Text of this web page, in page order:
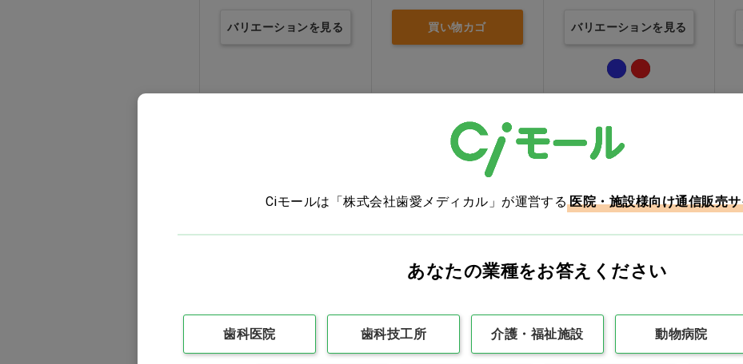
バリエーションを見る 買い物カゴ バリエーションを見る
他価格：ログイン後表示 価格：ログイン後表示 価格：ログイン後表示
Ciモールは「株式会社歯愛メディカル」が運営する医院・施設様向け通信販売
あなたの業種をお答えください
歯科医院 歯科技工所 介護・福祉施設 動物病院